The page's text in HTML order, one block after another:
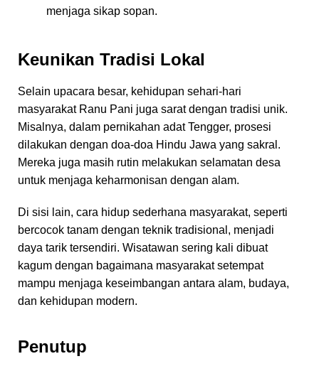
menjaga sikap sopan.
Keunikan Tradisi Lokal
Selain upacara besar, kehidupan sehari-hari
masyarakat Ranu Pani juga sarat dengan tradisi unik.
Misalnya, dalam pernikahan adat Tengger, prosesi
dilakukan dengan doa-doa Hindu Jawa yang sakral.
Mereka juga masih rutin melakukan selamatan desa
untuk menjaga keharmonisan dengan alam.
Di sisi lain, cara hidup sederhana masyarakat, seperti
bercocok tanam dengan teknik tradisional, menjadi
daya tarik tersendiri. Wisatawan sering kali dibuat
kagum dengan bagaimana masyarakat setempat
mampu menjaga keseimbangan antara alam, budaya,
dan kehidupan modern.
Penutup